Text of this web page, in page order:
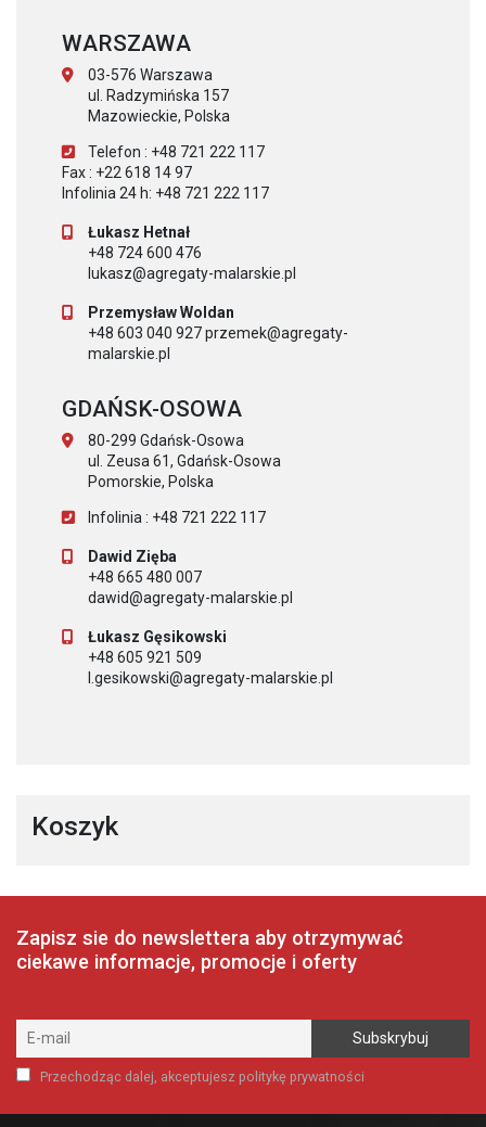
WARSZAWA
03-576 Warszawa
ul. Radzymińska 157
Mazowieckie, Polska
Telefon : +48 721 222 117
Fax : +22 618 14 97
Infolinia 24 h: +48 721 222 117
Łukasz Hetnał
+48 724 600 476
lukasz@agregaty-malarskie.pl
Przemysław Woldan
+48 603 040 927 przemek@agregaty-
malarskie.pl
GDAŃSK-OSOWA
80-299 Gdańsk-Osowa
ul. Zeusa 61, Gdańsk-Osowa
Pomorskie, Polska
Infolinia : +48 721 222 117
Dawid Zięba
+48 665 480 007
dawid@agregaty-malarskie.pl
Łukasz Gęsikowski
+48 605 921 509
l.gesikowski@agregaty-malarskie.pl
Koszyk
Zapisz sie do newslettera aby otrzymywać
ciekawe informacje, promocje i oferty
Przechodząc dalej, akceptujesz politykę prywatności